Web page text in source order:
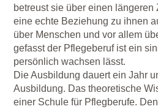
betreust sie über einen längeren
eine echte Beziehung zu ihnen
über Menschen und vor allem
gefasst der Pflegeberuf ist ein
persönlich wachsen lässt.
Die Ausbildung dauert ein Jahr
Ausbildung. Das theoretische
einer Schule für Pflegberufe.